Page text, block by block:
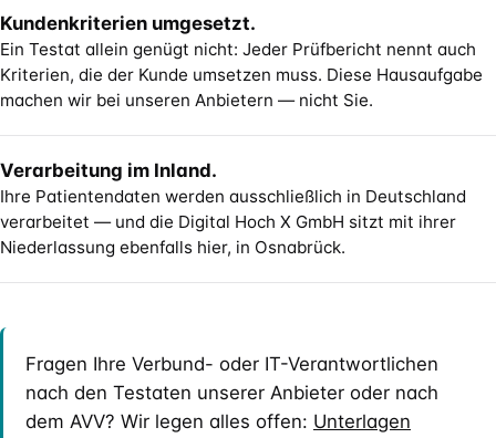
Kundenkriterien umgesetzt.
Ein Testat allein genügt nicht: Jeder Prüfbericht nennt auch
Kriterien, die der Kunde umsetzen muss. Diese Hausaufgabe
machen wir bei unseren Anbietern — nicht Sie.
Verarbeitung im Inland.
Ihre Patientendaten werden ausschließlich in Deutschland
verarbeitet — und die Digital Hoch X GmbH sitzt mit ihrer
Niederlassung ebenfalls hier, in Osnabrück.
Fragen Ihre Verbund- oder IT-Verantwortlichen
nach den Testaten unserer Anbieter oder nach
dem AVV? Wir legen alles offen: Unterlagen